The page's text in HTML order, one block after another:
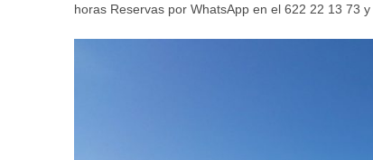
horas Reservas por WhatsApp en el 622 22 13 73 y